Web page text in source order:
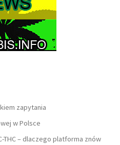
zapytania
w Polsce
THC – dlaczego platforma znów